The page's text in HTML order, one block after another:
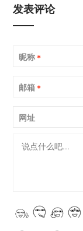
发表评论
昵称 *
邮箱 *
网址